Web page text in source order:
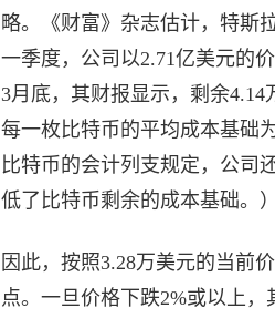
略。《财富》杂志估计，特斯
一季度，公司以2.71亿美元的
3月底，其财报显示，剩余4.14
每一枚比特币的平均成本基础
比特币的会计列支规定，公司
低了比特币剩余的成本基础。）
因此，按照3.28万美元的当前
点。一旦价格下跌2%或以上